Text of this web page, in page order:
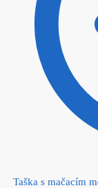
Taška s mačacím